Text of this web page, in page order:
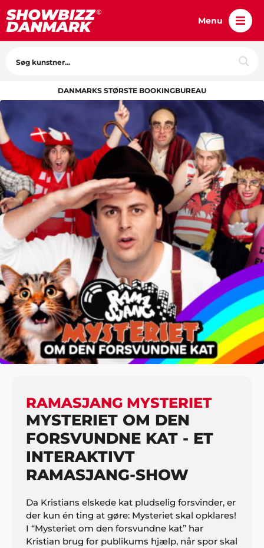
Menu
DANMARKS STØRSTE BOOKINGBUREAU
HJEM BØRN
KENDTE FOR BØRN
RAMASJANG MYSTERIET
RAMASJANG MYSTERIET
MYSTERIET OM DEN
FORSVUNDNE KAT - ET
INTERAKTIVT
RAMASJANG-SHOW
Da Kristians elskede kat pludselig forsvinder, er
der kun én ting at gøre: Mysteriet skal opklares!
I “Mysteriet om den forsvundne kat” har
Kristian brug for publikums hjælp, når spor skal